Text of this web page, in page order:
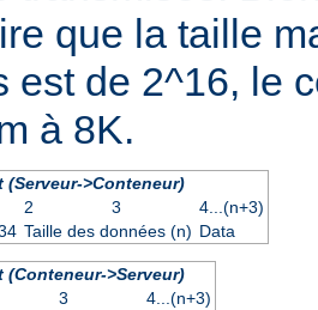
que la taille
est de 2^16, le
à 8K.
(Serveur->Conteneur)
2 3
4...(n+3)
Taille des données (n) Data
(Conteneur->Serveur)
3
4...(n+3)